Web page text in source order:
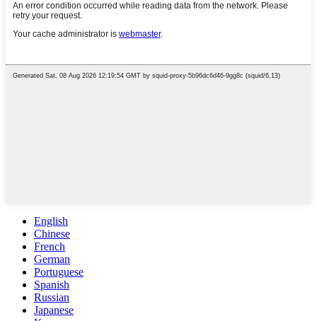
English
Chinese
French
German
Portuguese
Spanish
Russian
Japanese